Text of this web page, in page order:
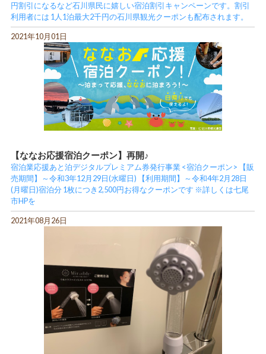
円割引になるなど石川県民に嬉しい宿泊割引キャンペーンです。割引
利用者には 1人1泊最大2千円の石川県観光クーポンも配布されます。
2021年10月01日
【ななお応援宿泊クーポン】再開♪
宿泊業応援あと泊デジタルプレミアム券発行事業 <宿泊クーポン> 【販
売期間】～令和3年12月29日(水曜日) 【利用期間】～令和4年2月28日
(月曜日)宿泊分 1枚につき2,500円お得なクーポンです ※詳しくは七尾
市HPを
2021年08月26日